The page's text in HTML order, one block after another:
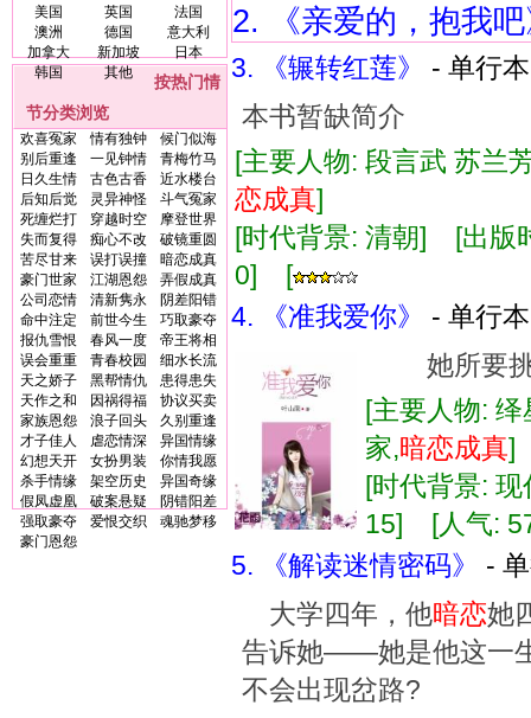
美国
英国
法国
澳洲
德国
意大利
加拿大
新加坡
日本
韩国
其他
按热门情
节分类浏览
欢喜冤家 情有独钟
候门似海
别后重逢
一见钟情
青梅竹马
日久生情
古色古香
近水楼台
后知后觉
灵异神怪
斗气冤家
死缠烂打
穿越时空
摩登世界
失而复得
痴心不改
破镜重圆
苦尽甘来
误打误撞
暗恋成真
豪门世家
江湖恩怨
弄假成真
公司恋情
清新隽永
阴差阳错
命中注定
前世今生
巧取豪夺
报仇雪恨
春风一度
帝王将相
误会重重
青春校园
细水长流
天之娇子
黑帮情仇
患得患失
天作之和
因祸得福
协议买卖
家族恩怨
浪子回头
久别重逢
才子佳人
虐恋情深
异国情缘
幻想天开
女扮男装
你情我愿
杀手情缘
架空历史
异国奇缘
假凤虚凰
破案悬疑
阴错阳差
强取豪夺
爱恨交织
魂驰梦移
豪门恩怨
2. 《亲爱的，抱我
3. 《辗转红莲》
- 单行
本书暂缺简介
[主要人物: 段言武 苏
恋成真]
[时代背景: 清朝] [出版
0] [
4. 《准我爱你》
- 单行
她所要挑
[主要人物:
家,暗恋成真
[时代背景:
15] [人气:
5. 《解读迷情密码》
-
大学四年，他暗恋她
告诉她——她是他这一
不会出现岔路?